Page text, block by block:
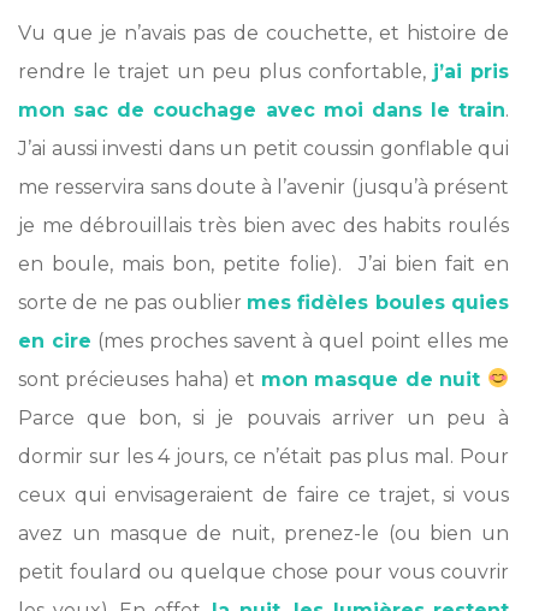
Vu que je n’avais pas de couchette, et histoire de
rendre le trajet un peu plus confortable, j’ai pris
mon sac de couchage avec moi dans le train.
J’ai aussi investi dans un petit coussin gonflable qui
me resservira sans doute à l’avenir (jusqu’à présent
je me débrouillais très bien avec des habits roulés
en boule, mais bon, petite folie). J’ai bien fait en
sorte de ne pas oublier mes fidèles boules quies
en cire (mes proches savent à quel point elles me
sont précieuses haha) et mon masque de nuit
Parce que bon, si je pouvais arriver un peu à
dormir sur les 4 jours, ce n’était pas plus mal. Pour
ceux qui envisageraient de faire ce trajet, si vous
avez un masque de nuit, prenez-le (ou bien un
petit foulard ou quelque chose pour vous couvrir